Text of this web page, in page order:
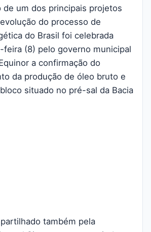
de um dos principais projetos
do processo de
do Brasil foi celebrada
feira (8) pelo governo municipal
a confirmação do
da produção de óleo bruto e
situado no pré-sal da Bacia
também pela